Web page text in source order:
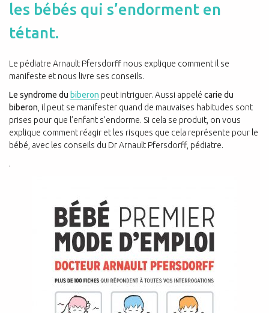
les bébés qui s’endorment en
tétant.
Le pédiatre Arnault Pfersdorff nous explique comment il se
manifeste et nous livre ses conseils.
Le syndrome du biberon peut intriguer. Aussi appelé carie du
biberon , il peut se manifester quand de mauvaises habitudes sont
prises pour que l’enfant s’endorme. Si cela se produit, on vous
explique comment réagir et les risques que cela représente pour le
bébé, avec les conseils du Dr Arnault Pfersdorff, pédiatre.
.